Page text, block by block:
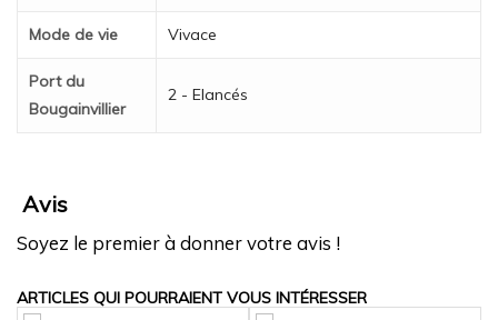
Mode de vie Vivace
Port du
Bougainvillier
2 - Elancés
Avis
Soyez le premier à donner votre avis !
ARTICLES QUI POURRAIENT VOUS INTÉRESSER